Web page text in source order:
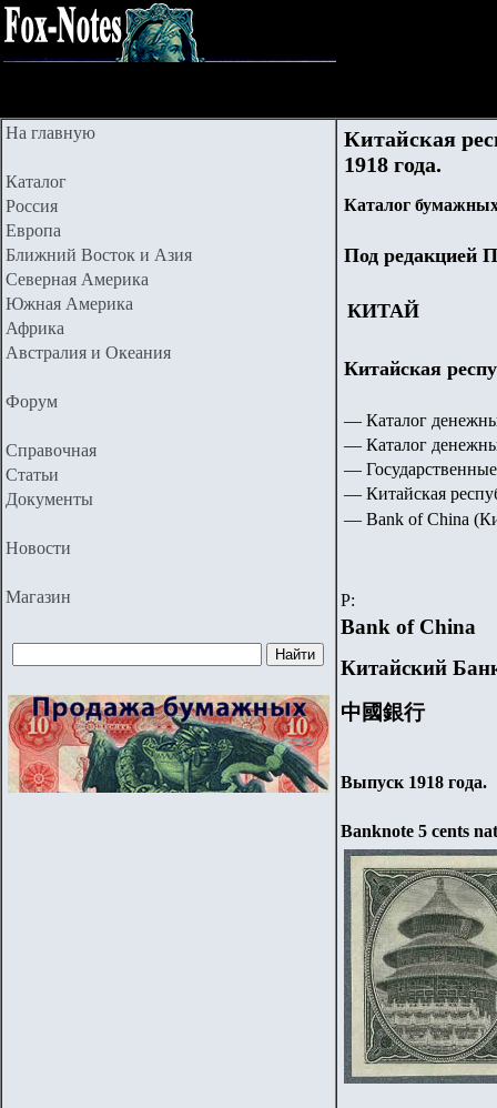
На главную
Каталог
Россия
Европа
Ближний Восток и Азия
Северная Америка
Южная Америка
Африка
Австралия и Океания
Форум
Справочная
Статьи
Документы
Новости
Магазин
Китайская
1918 года.
Каталог
Под редакцией
КИТАЙ
Китайская
— Каталог
— Каталог
—
— Китайская
— Bank of China
P:
Bank of China
Китайский
中國銀行
Выпуск 1918 года.
Banknote 5 cents